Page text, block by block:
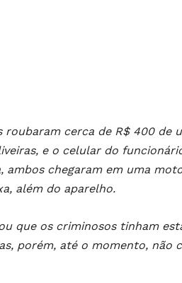
roubaram cerca de R$ 400 de
e o celular do
ambos chegaram em uma
além do aparelho.
que os criminosos tinham
porém, até o momento, não